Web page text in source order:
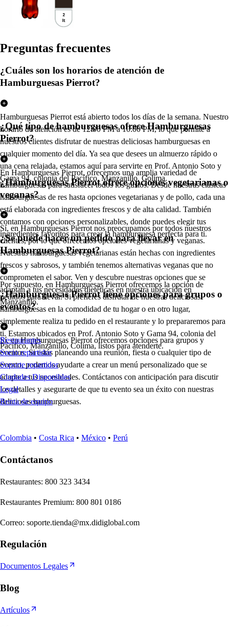
Preguntas frecuentes
¿Cuáles son los horarios de atención de
Hamburguesas Pierrot?
Hamburguesas Pierrot está abierto todos los días de la semana. Nuestro
horario de atención es de 12:00 PM a 10:00 PM, lo que permite a
nuestros clientes disfrutar de nuestras deliciosas hamburguesas en
cualquier momento del día. Ya sea que desees un almuerzo rápido o
una cena relajada, estamos aquí para servirte en Prof. Antonio Soto y
Gama 94, colonia del Pacífico, Manzanillo, Colima.
¿Qué tipo de hamburguesas ofrece Hamburguesas
Pierrot?
En Hamburguesas Pierrot, ofrecemos una amplia variedad de
hamburguesas para satisfacer todos los gustos. Desde nuestras clásicas
hamburguesas de res hasta opciones vegetarianas y de pollo, cada una
está elaborada con ingredientes frescos y de alta calidad. También
contamos con opciones personalizables, donde puedes elegir tus
ingredientes favoritos para crear la hamburguesa perfecta para ti.
¿Hamburguesas Pierrot ofrece opciones vegetarianas o
veganas?
Sí, en Hamburguesas Pierrot nos preocupamos por todos nuestros
clientes, por lo que ofrecemos opciones vegetarianas y veganas.
Nuestras hamburguesas vegetarianas están hechas con ingredientes
frescos y sabrosos, y también tenemos alternativas veganas que no
comprometen el sabor. Ven y descubre nuestras opciones que se
adaptan a tus necesidades dietéticas en nuestra ubicación en
Manzanillo.
¿Se puede hacer un pedido para llevar en
Hamburguesas Pierrot?
Por supuesto, en Hamburguesas Pierrot ofrecemos la opción de
pedidos para llevar. Si prefieres disfrutar de nuestras deliciosas
hamburguesas en la comodidad de tu hogar o en otro lugar,
simplemente realiza tu pedido en el restaurante y lo prepararemos para
ti. Estamos ubicados en Prof. Antonio Soto y Gama 94, colonia del
Pacífico, Manzanillo, Colima, listos para atenderte.
¿Hamburguesas Pierrot tiene opciones para grupos o
eventos?
Sí, en Hamburguesas Pierrot ofrecemos opciones para grupos y
eventos. Si estás planeando una reunión, fiesta o cualquier tipo de
evento, podemos ayudarte a crear un menú personalizado que se
adapte a tus necesidades. Contáctanos con anticipación para discutir
los detalles y asegurarte de que tu evento sea un éxito con nuestras
deliciosas hamburguesas.
Restaurantes
Socio repartidor
Soporte repartidor
Ciudades Disponibles
Legal
Renta de equipo
Colombia • Costa Rica • México • Perú
Contáctanos
Restaurantes: 800 323 3434
Restaurantes Premium: 800 801 0186
Correo: soporte.tienda@mx.didiglobal.com
Regulación
Documentos Legales
Blog
Artículos